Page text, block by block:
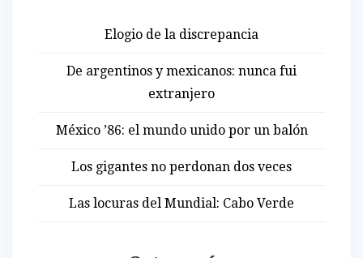
Elogio de la discrepancia
De argentinos y mexicanos: nunca fui
extranjero
México ’86: el mundo unido por un balón
Los gigantes no perdonan dos veces
Las locuras del Mundial: Cabo Verde